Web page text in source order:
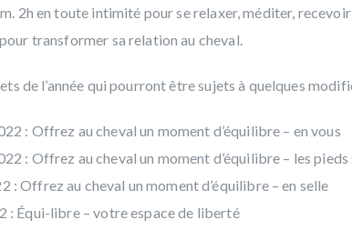
2h en toute intimité pour se relaxer, méditer,
transformer sa relation au cheval.
de l’année qui pourront être sujets à quelques
: Offrez au cheval un moment d’équilibre – en vous
: Offrez au cheval un moment d’équilibre – les
: Offrez au cheval un moment d’équilibre – en selle
: Équi-libre – votre espace de liberté